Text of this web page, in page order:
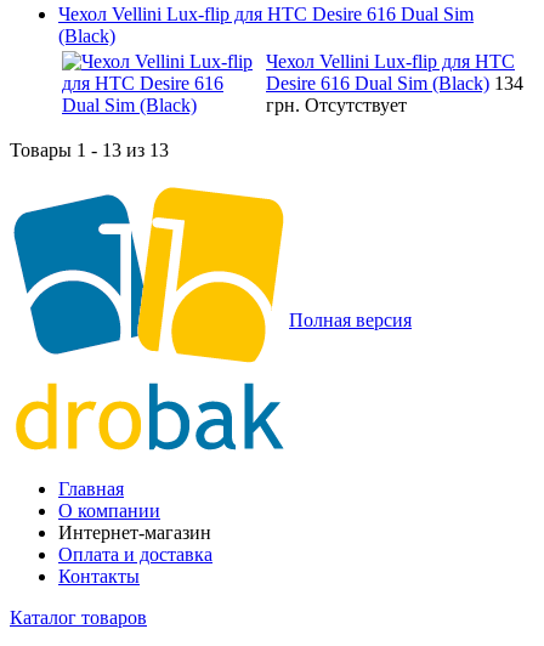
Чехол Vellini Lux-flip для HTC Desire 616 Dual Sim
(Black)
Чехол Vellini Lux-flip для HTC
Desire 616 Dual Sim (Black) 134
грн. Отсутствует
Товары 1 - 13 из 13
Полная версия
Главная
О компании
Интернет-магазин
Оплата и доставка
Контакты
Каталог товаров